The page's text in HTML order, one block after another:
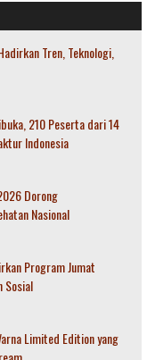
Tren, Teknologi,
210 Peserta dari 14
Indonesia
Dorong
Nasional
Program Jumat
Sosial
Limited Edition yang